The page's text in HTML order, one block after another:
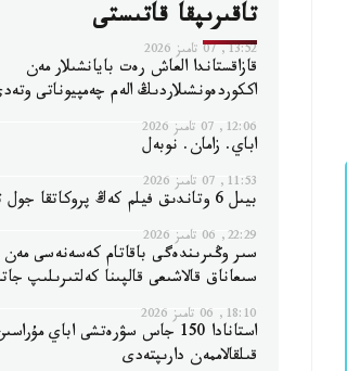
تاقىرىپقا قاتىستى
13:52, 07 تامىز 2026
قازاقستاندا العاش رەت بايانشىلار مەن
اككوردەونشىلاردىڭ الەم چەمپيوناتى
12:06, 07 تامىز 2026
اباي. زامان. نوبەل
11:53, 07 تامىز 2026
بيىل 6 وتاندىق فيلم كەڭ پروكاتقا جول تارتتى
22:29, 06 تامىز 2026
سىر وڭىرىندەگى باقاتام كەسەنەسى مەن
سىعاناق قالاشىعى قالپىنا كەلتىرىلىپ
18:10, 06 تامىز 2026
استانادا 150 جاس سۋرەتشى اباي
قىلقالاممەن دارىپتەدى